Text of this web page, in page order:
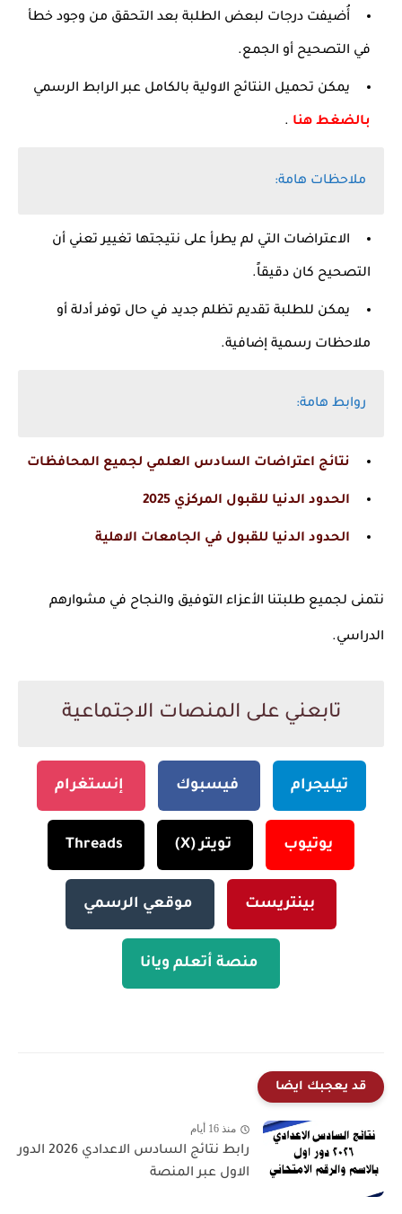
أُضيفت درجات لبعض الطلبة بعد التحقق من وجود خطأ
في التصحيح أو الجمع.
يمكن تحميل النتائج الاولية بالكامل عبر الرابط الرسمي
بالضغط هنا .
ملاحظات هامة:
الاعتراضات التي لم يطرأ على نتيجتها تغيير تعني أن
التصحيح كان دقيقاً.
يمكن للطلبة تقديم تظلم جديد في حال توفر أدلة أو
ملاحظات رسمية إضافية.
روابط هامة:
نتائج اعتراضات السادس العلمي لجميع المحافظات
الحدود الدنيا للقبول المركزي 2025
الحدود الدنيا للقبول في الجامعات الاهلية
نتمنى لجميع طلبتنا الأعزاء التوفيق والنجاح في مشوارهم
الدراسي.
تابعني على المنصات الاجتماعية
تيليجرام فيسبوك إنستغرام
يوتيوب تويتر (X)
بينتريست موقعي الرسمي
منصة أتعلم ويانا
قد يعجبك ايضا
منذ 16 أيام
رابط نتائج السادس الاعدادي 2026 الدور
الاول عبر المنصة